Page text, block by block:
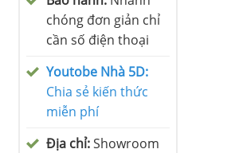
chóng đơn giản chỉ
cần số điện thoại
Youtobe Nhà 5D:
Chia sẻ kiến thức
miễn phí
Địa chỉ:Showroom